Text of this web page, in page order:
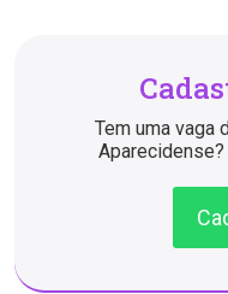
Tem uma vaga
Aparecidense?